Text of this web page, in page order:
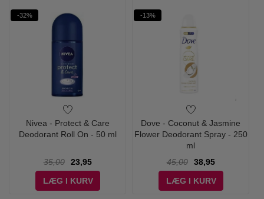
-32%
Nivea - Protect & Care
Deodorant Roll On - 50 ml
35,00
23,95
LÆG I KURV
-13%
Dove - Coconut & Jasmine
Flower Deodorant Spray - 250
ml
45,00
38,95
LÆG I KURV